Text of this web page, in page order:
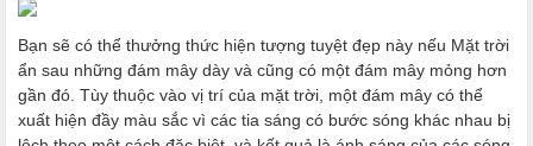
Bạn sẽ có thể thưởng thức hiện tượng tuyệt đẹp này nếu Mặt trời
ẩn sau những đám mây dày và cũng có một đám mây mỏng hơn
gần đó. Tùy thuộc vào vị trí của mặt trời, một đám mây có thể
xuất hiện đầy màu sắc vì các tia sáng có bước sóng khác nhau bị